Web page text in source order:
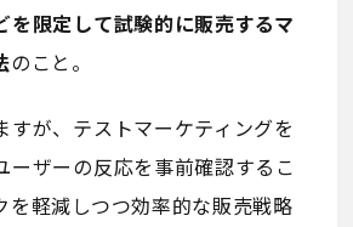
を限定して試験的に販売するマ
のこと。
すが、テストマーケティングを
ーザーの反応を事前確認するこ
を軽減しつつ効率的な販売戦略